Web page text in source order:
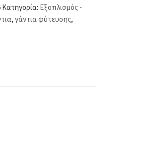
Κατηγορία: Εξοπλισμός -
, γάντια φύτευσης,